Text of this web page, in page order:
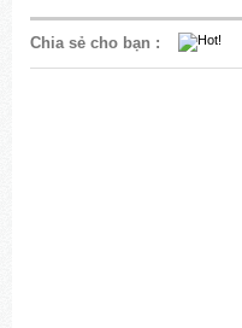
Chia sẻ cho bạn :